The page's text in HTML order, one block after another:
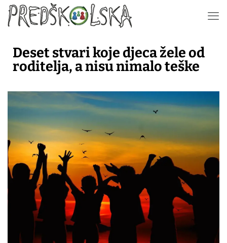
Deset stvari koje djeca žele od
roditelja, a nisu nimalo teške